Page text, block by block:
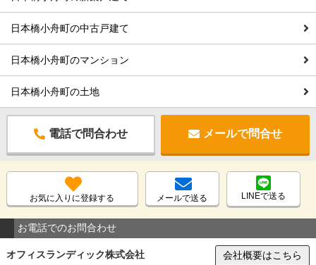
日本橋小舟町の中古戸建て
日本橋小舟町のマンション
日本橋小舟町の土地
電話で問合わせ メールで問合せ
お気に入りに登録する メールで送る LINEで送る
お電話でのお問合わせ
オフィスランディック株式会社 会社概要はこちら